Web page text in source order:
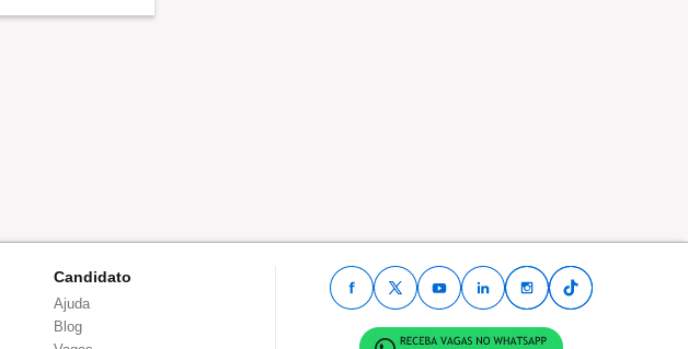
Candidato
Ajuda
Blog